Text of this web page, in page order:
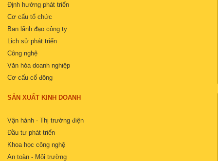
Định hướng phát triển
Cơ cấu tổ chức
Ban lãnh đạo công ty
Lịch sử phát triển
Công nghệ
Văn hóa doanh nghiệp
Cơ cấu cổ đông
SẢN XUẤT KINH DOANH
Vận hành - Thị trường điện
Đầu tư phát triển
Khoa học công nghệ
An toàn - Môi trường